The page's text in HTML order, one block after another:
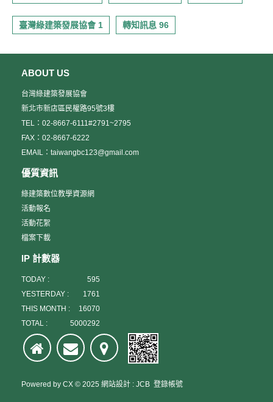
臺灣綠建築發展協會 1 轉知訊息 96
ABOUT US
台灣綠建築發展協會
新北市新店區民權路95號3樓
TEL：02-8667-6111#2791~2795
FAX：02-8667-6222
EMAIL：taiwangbc123@gmail.com
優質資訊
綠建築數位教學資源網
活動報名
活動花絮
檔案下載
IP 計數器
TODAY :
595
YESTERDAY :
1761
THIS MONTH :
16070
TOTAL :
5000292
Powered by CX © 2025 網站設計 : JCB 登錄帳號